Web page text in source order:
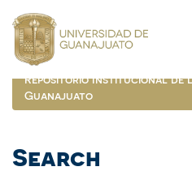
navigation
Repositorio Institucional de
Guanajuato
Search